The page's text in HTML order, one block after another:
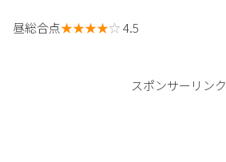
昼総合点★★★★☆4.5
スポンサーリンク